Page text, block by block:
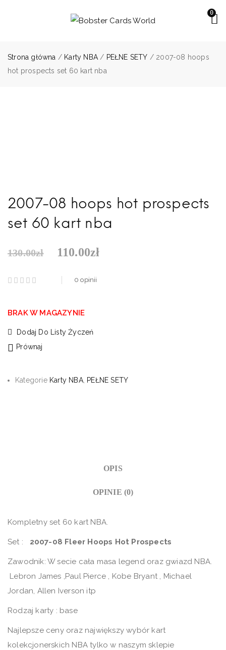
0
Strona główna / Karty NBA / PEŁNE SETY / 2007-08 hoops
hot prospects set 60 kart nba
2007-08 hoops hot prospects
set 60 kart nba
130.00zł 110.00zł
0 opinii
BRAK W MAGAZYNIE
Dodaj Do Listy Życzeń
Prównaj
Kategorie Karty NBA, PEŁNE SETY
OPIS
OPINIE (0)
Kompletny set 60 kart NBA.
Set : 2007-08 Fleer Hoops Hot Prospects
Zawodnik: W secie cała masa legend oraz gwiazd NBA.
Lebron James ,Paul Pierce , Kobe Bryant , Michael
Jordan, Allen Iverson itp
Rodzaj karty : base
Najlepsze ceny oraz największy wybór kart
kolekcjonerskich NBA tylko w naszym sklepie